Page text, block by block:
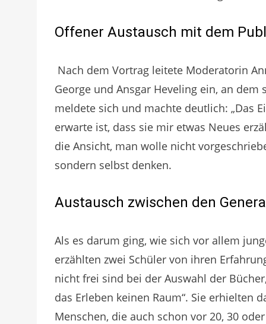
Offener Austausch mit dem
Nach dem Vortrag leitete Moderatorin
George und Ansgar Heveling ein, an
meldete sich und machte deutlich: „Das
erwarte ist, dass sie mir etwas Neues
die Ansicht, man wolle nicht
sondern selbst denken.
Austausch zwischen den
Als es darum ging, wie sich vor allem
erzählten zwei Schüler von ihren
nicht frei sind bei der Auswahl der
das Erleben keinen Raum“. Sie erhielten
Menschen, die auch schon vor 20, 30